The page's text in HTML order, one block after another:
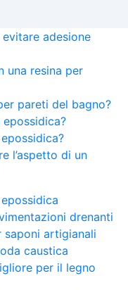
adesione
una resina per
pareti del bagno?
l’aspetto di un
drenanti
saponi artigianali
caustica
per il legno